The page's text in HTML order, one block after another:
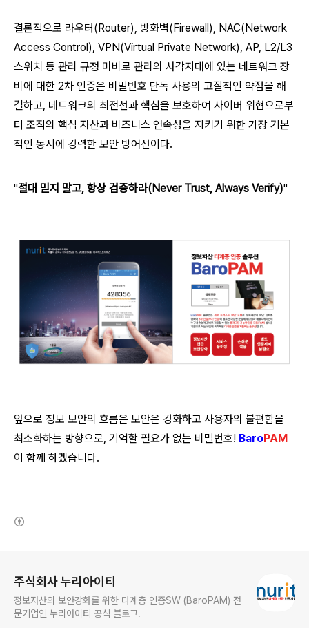
결론적으로 라우터(Router), 방화벽(Firewall), NAC(Network
Access Control), VPN(Virtual Private Network), AP, L2/L3
스위치 등 관리 규정 미비로 관리의 사각지대에 있는 네트워크 장
비에 대한 2차 인증은 비밀번호 단독 사용의 고질적인 약점을 해
결하고, 네트워크의 최전선과 핵심을 보호하여 사이버 위협으로부
터 조직의 핵심 자산과 비즈니스 연속성을 지키기 위한 가장 기본
적인 동시에 강력한 보안 방어선이다.
"절대 믿지 말고, 항상 검증하라(Never Trust, Always Verify)"
앞으로 정보 보안의 흐름은 보안은 강화하고 사용자의 불편함을
최소화하는 방향으로, 기억할 필요가 없는 비밀번호! BaroPAM
이 함께 하겠습니다.
주식회사 누리아이티
정보자산의 보안강화를 위한 다계층 인증SW (BaroPAM) 전
문기업인 누리아이티 공식 블로그.